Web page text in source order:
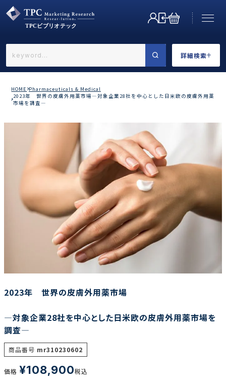
詳細検索
←戻る
カテゴリで選ぶ
HOME Pharmaceuticals & Medical
2023年 世界の皮膚外用薬市場―対象企業28社を中心とした日米欧の皮膚外用薬
市場を調査―
2023年 世界の皮膚外用薬市場
―対象企業28社を中心とした日米欧の皮膚外用薬市場を
調査―
商品番号 mr310230602
価格 ¥108,900税込